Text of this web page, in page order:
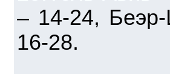
– 14-24,
16-28.